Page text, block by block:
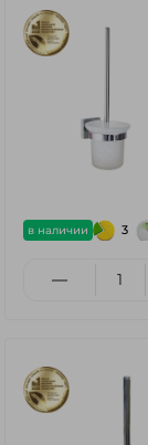
в наличии 3